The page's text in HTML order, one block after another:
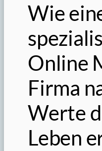
Wie
Online
Firma
Werte
Leben